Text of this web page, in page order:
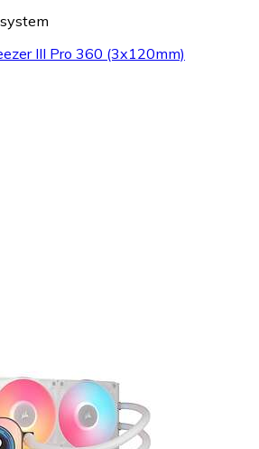
III Pro 360 (3x120mm)